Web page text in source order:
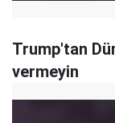
Trump'tan
vermeyin